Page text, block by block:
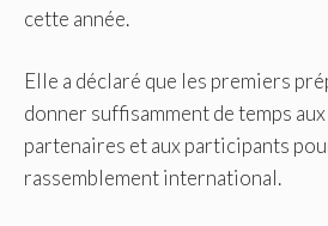
cette année.
Elle a déclaré que les premiers
donner suffisamment de temps
partenaires et aux participants
rassemblement international.